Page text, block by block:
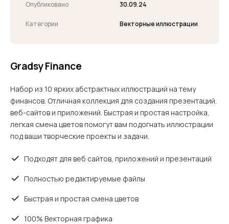
Опубликовано 30.09.24
Категории Векторные иллюстрации
Gradsy Finance
Набор из 10 ярких абстрактных иллюстраций на тему
финансов. Отличная коллекция для создания презентаций,
веб-сайтов и приложений. Быстрая и простая настройка,
легкая смена цветов помогут вам подогнать иллюстрации
под ваши творческие проекты и задачи.
Подходят для веб сайтов, приложений и презентаций
Полностью редактируемые файлы
Быстрая и простая смена цветов
100% Векторная графика